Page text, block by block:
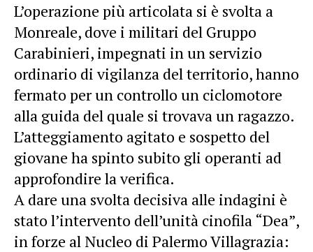
L’operazione più articolata si è svolta a
Monreale, dove i militari del Gruppo
Carabinieri, impegnati in un servizio
ordinario di vigilanza del territorio, hanno
fermato per un controllo un ciclomotore
alla guida del quale si trovava un ragazzo.
L’atteggiamento agitato e sospetto del
giovane ha spinto subito gli operanti ad
approfondire la verifica.
A dare una svolta decisiva alle indagini è
stato l’intervento dell’unità cinofila “Dea”,
in forze al Nucleo di Palermo Villagrazia: